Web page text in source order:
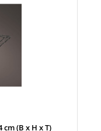
cm (B x H x T)